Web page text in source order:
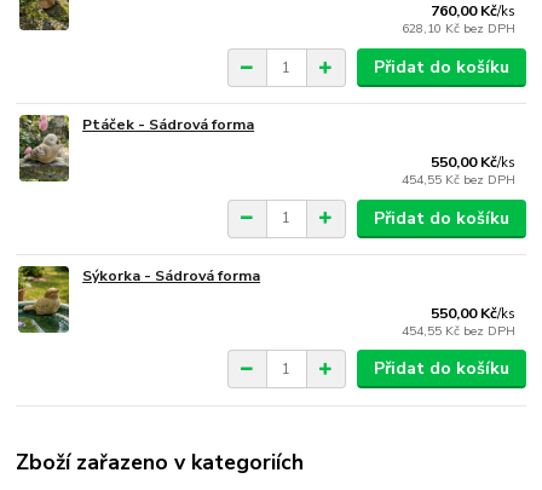
760,00 Kč/ks
628,10 Kč bez DPH
Přidat do košíku
Ptáček - Sádrová forma
550,00 Kč/ks
454,55 Kč bez DPH
Přidat do košíku
Sýkorka - Sádrová forma
550,00 Kč/ks
454,55 Kč bez DPH
Přidat do košíku
Zboží zařazeno v kategoriích